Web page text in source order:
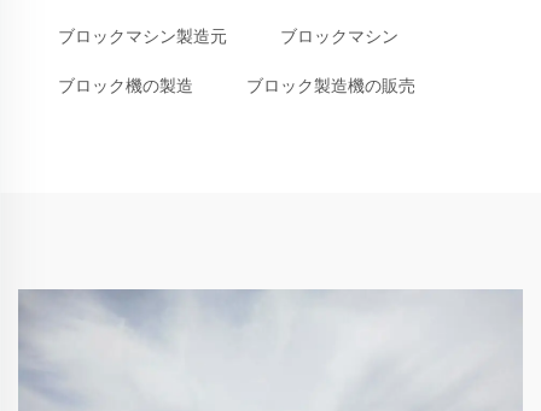
ブロックマシン製造元 ブロックマシン
ブロック機の製造 ブロック製造機の販売